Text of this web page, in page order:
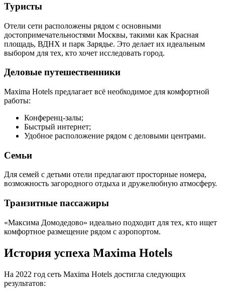
Туристы
Отели сети расположены рядом с основными
достопримечательностями Москвы, такими как Красная
площадь, ВДНХ и парк Зарядье. Это делает их идеальным
выбором для тех, кто хочет исследовать город.
Деловые путешественники
Maxima Hotels предлагает всё необходимое для комфортной
работы:
Конференц-залы;
Быстрый интернет;
Удобное расположение рядом с деловыми центрами.
Семьи
Для семей с детьми отели предлагают просторные номера,
возможность загородного отдыха и дружелюбную атмосферу.
Транзитные пассажиры
«Максима Домодедово» идеально подходит для тех, кто ищет
комфортное размещение рядом с аэропортом.
История успеха Maxima Hotels
На 2022 год сеть Maxima Hotels достигла следующих
результатов: